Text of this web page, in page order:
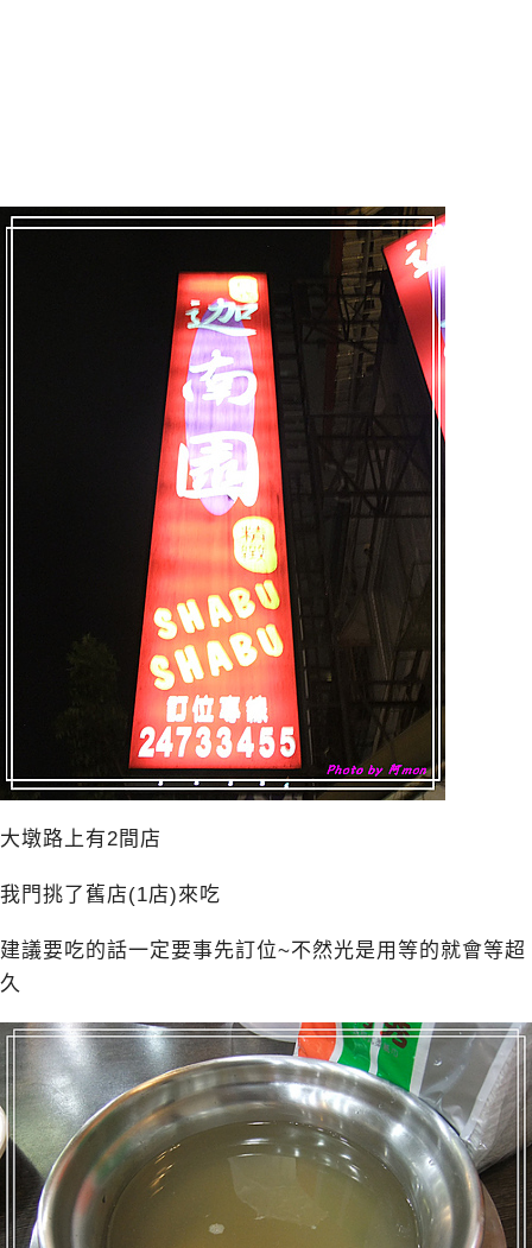
大墩路上有2間店
我門挑了舊店(1店)來吃
建議要吃的話一定要事先訂位~不然光是用等的就會等超
久